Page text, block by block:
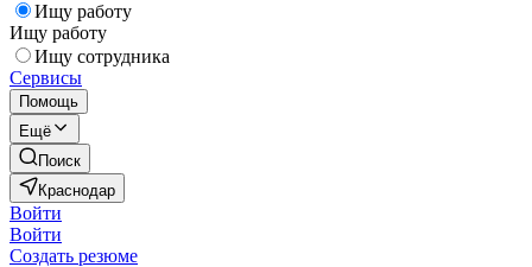
Ищу работу
Ищу работу
Ищу сотрудника
Сервисы
Помощь
Ещё
Поиск
Краснодар
Войти
Войти
Создать резюме